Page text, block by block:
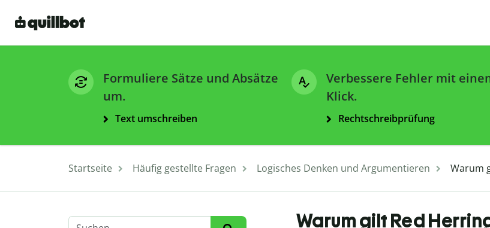
Formuliere Sätze und Absätze
um.
Text umschreiben
Verbessere Fehler mit
Klick.
Rechtschreibprüfung
Startseite Häufig gestellte Fragen Logisches Denken und Argumentieren Warum
Warum gilt Red